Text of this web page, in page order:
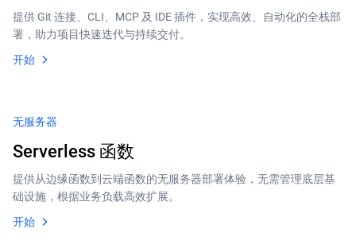
提供 Git 连接、CLI、MCP 及 IDE 插件，实现高效、自动化的全栈部
署，助力项目快速迭代与持续交付。
开始
无服务器
Serverless 函数
提供从边缘函数到云端函数的无服务器部署体验，无需管理底层基
础设施，根据业务负载高效扩展。
开始